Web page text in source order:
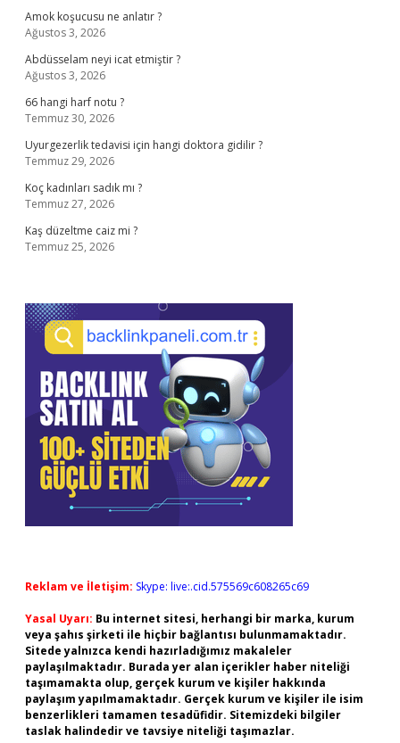
Amok koşucusu ne anlatır ?
Ağustos 3, 2026
Abdüsselam neyi icat etmiştir ?
Ağustos 3, 2026
66 hangi harf notu ?
Temmuz 30, 2026
Uyurgezerlik tedavisi için hangi doktora gidilir ?
Temmuz 29, 2026
Koç kadınları sadık mı ?
Temmuz 27, 2026
Kaş düzeltme caiz mi ?
Temmuz 25, 2026
Reklam ve İletişim: Skype: live:.cid.575569c608265c69
Yasal Uyarı: Bu internet sitesi, herhangi bir marka, kurum
veya şahıs şirketi ile hiçbir bağlantısı bulunmamaktadır.
Sitede yalnızca kendi hazırladığımız makaleler
paylaşılmaktadır. Burada yer alan içerikler haber niteliği
taşımamakta olup, gerçek kurum ve kişiler hakkında
paylaşım yapılmamaktadır. Gerçek kurum ve kişiler ile isim
benzerlikleri tamamen tesadüfidir. Sitemizdeki bilgiler
taslak halindedir ve tavsiye niteliği taşımazlar.